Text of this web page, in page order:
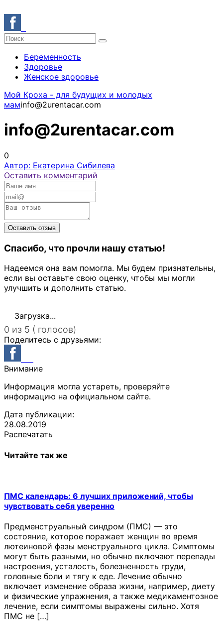
Беременность
Здоровье
Женское здоровье
Мой Кроха - для будущих и молодых
мамinfo@2urentacar.com
info@2urentacar.com
0
Автор: Екатерина Сибилева
Оставить комментарий
Спасибо, что прочли нашу статью!
Надеемся она вам помогла. Мы будем признательны,
если вы оставьте свою оценку, чтобы мы могли
улучшить и дополнить статью.
Загрузка...
0 из 5 ( голосов)
Поделитесь с друзьями:
Внимание
Информация могла устареть, проверяйте
информацию на официальном сайте.
Дата публикации:
28.08.2019
Распечатать
Читайте так же
ПМС календарь: 6 лучших приложений, чтобы
чувствовать себя уверенно
Предменструальный синдром (ПМС) — это
состояние, которое поражает женщин во время
лютеиновой фазы менструального цикла. Симптомы
могут быть разными, но обычно включают перепады
настроения, усталость, болезненность груди,
головные боли и тягу к еде. Лечение обычно
включает изменение образа жизни, например, диету
и физические упражнения, а также медикаментозное
лечение, если симптомы выражены сильно. Хотя
ПМС не […]